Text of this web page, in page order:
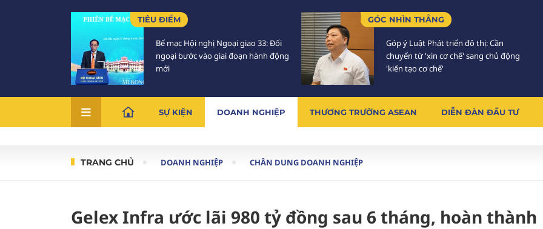
TIÊU ĐIỂM
Bế mạc Hội nghị Ngoại giao 33: Đối
ngoại bước vào giai đoạn hành động
mới
GÓC NHÌN THẲNG
Góp ý Luật Phát triển đô thị: Cần
chuyển từ 'xin cơ chế' sang chủ động
'kiến tạo cơ chế'
SỰ KIỆN DOANH NGHIỆP THƯƠNG TRƯỜNG ASEAN DIỄN ĐÀN ĐẦU TƯ
TRANG CHỦ DOANH NGHIỆP CHÂN DUNG DOANH NGHIỆP
Gelex Infra ước lãi 980 tỷ đồng sau 6 tháng, hoàn thành